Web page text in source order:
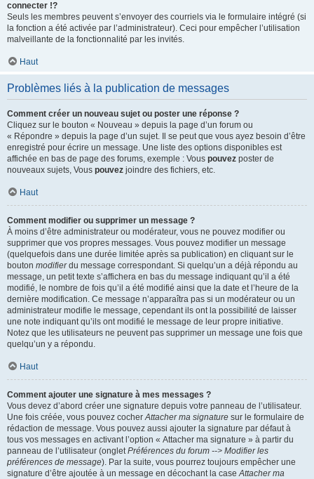
connecter !?
Seuls les membres peuvent s’envoyer des courriels via le formulaire intégré (si
la fonction a été activée par l’administrateur). Ceci pour empêcher l’utilisation
malveillante de la fonctionnalité par les invités.
Haut
Problèmes liés à la publication de messages
Comment créer un nouveau sujet ou poster une réponse ?
Cliquez sur le bouton « Nouveau » depuis la page d’un forum ou
« Répondre » depuis la page d’un sujet. Il se peut que vous ayez besoin d’être
enregistré pour écrire un message. Une liste des options disponibles est
affichée en bas de page des forums, exemple : Vous pouvez poster de
nouveaux sujets, Vous pouvez joindre des fichiers, etc.
Haut
Comment modifier ou supprimer un message ?
À moins d’être administrateur ou modérateur, vous ne pouvez modifier ou
supprimer que vos propres messages. Vous pouvez modifier un message
(quelquefois dans une durée limitée après sa publication) en cliquant sur le
bouton modifierdu message correspondant. Si quelqu’un a déjà répondu au
message, un petit texte s’affichera en bas du message indiquant qu’il a été
modifié, le nombre de fois qu’il a été modifié ainsi que la date et l’heure de la
dernière modification. Ce message n’apparaîtra pas si un modérateur ou un
administrateur modifie le message, cependant ils ont la possibilité de laisser
une note indiquant qu’ils ont modifié le message de leur propre initiative.
Notez que les utilisateurs ne peuvent pas supprimer un message une fois que
quelqu’un y a répondu.
Haut
Comment ajouter une signature à mes messages ?
Vous devez d’abord créer une signature depuis votre panneau de l’utilisateur.
Une fois créée, vous pouvez cocherAttacher ma signature sur le formulaire de
rédaction de message. Vous pouvez aussi ajouter la signature par défaut à
tous vos messages en activant l’option « Attacher ma signature » à partir du
panneau de l’utilisateur (ongletPréférences du forum --> Modifier les
préférences de message). Par la suite, vous pourrez toujours empêcher une
signature d’être ajoutée à un message en décochant la caseAttacher ma